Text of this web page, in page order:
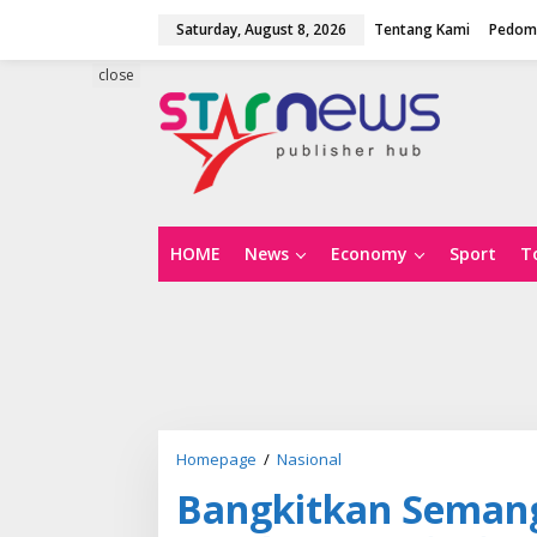
Saturday, August 8, 2026 Tentang Kami
HOME News Economy Sport
close
Homepage / Nasional
n
g
Bangkitkan